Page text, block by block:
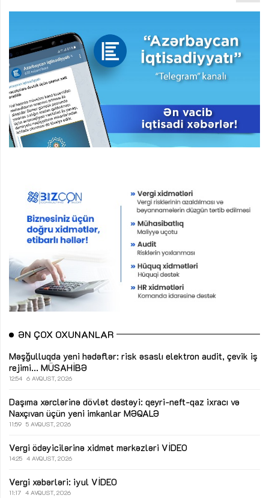
ƏN ÇOX OXUNANLAR
Məşğulluqda yeni hədəflər: risk əsaslı elektron audit, çevik iş
rejimi... MÜSAHİBƏ
12:54 6 AVQUST, 2026
Daşıma xərclərinə dövlət dəstəyi: qeyri-neft-qaz ixracı və
Naxçıvan üçün yeni imkanlar MƏQALƏ
11:59 5 AVQUST, 2026
Vergi ödəyicilərinə xidmət mərkəzləri VİDEO
14:25 4 AVQUST, 2026
Vergi xəbərləri: iyul VİDEO
11:17 4 AVQUST, 2026